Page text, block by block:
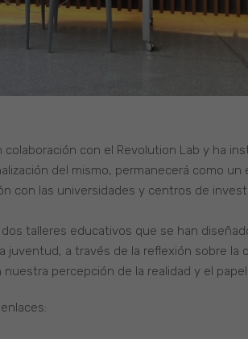
con el Revolution Lab y ha
del mismo, permanecerá como
con las universidades y centros de
talleres educativos que se han
a través de la reflexión sobre la
percepción de la realidad y el